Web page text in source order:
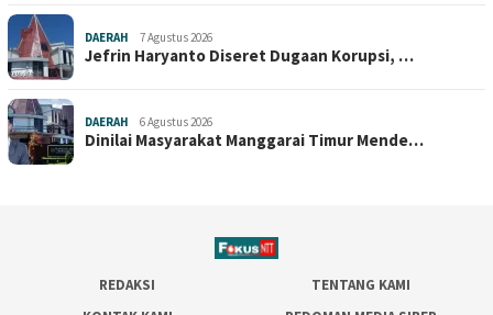
DAERAH 7 Agustus 2026
Jefrin Haryanto Diseret Dugaan Korupsi, …
DAERAH 6 Agustus 2026
Dinilai Masyarakat Manggarai Timur Mende…
REDAKSI
TENTANG KAMI